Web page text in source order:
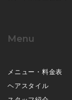
Menu
メニュー・料金表
ヘアスタイル